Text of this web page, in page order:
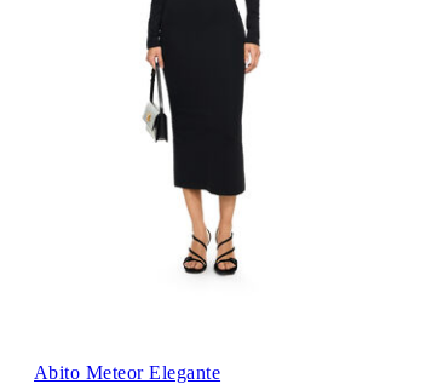
Abito Meteor Elegante